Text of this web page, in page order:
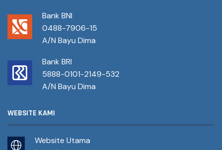
Bank BNI
0488-7906-15
A/N Bayu Dima
Bank BRI
5888-0101-2149-532
A/N Bayu Dima
WEBSITE KAMI
Website Utama